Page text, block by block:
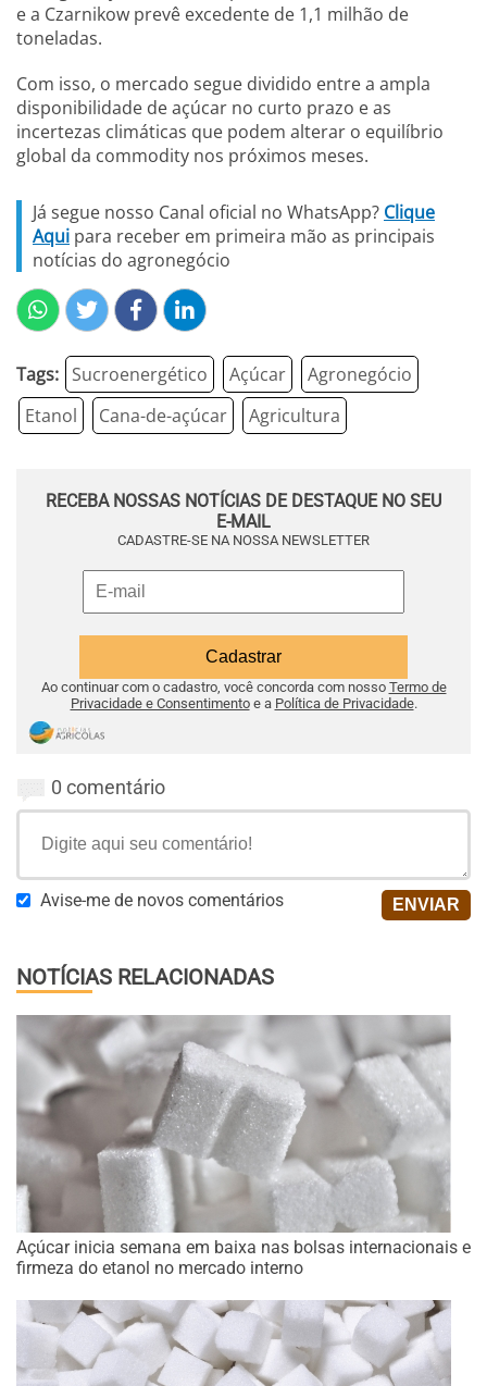
e a Czarnikow prevê excedente de 1,1 milhão de
toneladas.
Com isso, o mercado segue dividido entre a ampla
disponibilidade de açúcar no curto prazo e as
incertezas climáticas que podem alterar o equilíbrio
global da commodity nos próximos meses.
Já segue nosso Canal oficial no WhatsApp? Clique
Aqui para receber em primeira mão as principais
notícias do agronegócio
Tags: Sucroenergético Açúcar
Agronegócio
Etanol
Cana-de-açúcar Agricultura
RECEBA NOSSAS NOTÍCIAS DE DESTAQUE NO SEU
E-MAIL
CADASTRE-SE NA NOSSA NEWSLETTER
Ao continuar com o cadastro, você concorda com nosso Termo de
Privacidade e Consentimentoe a Política de Privacidade.
0 comentário
Avise-me de novos comentários
NOTÍCIAS RELACIONADAS
Açúcar inicia semana em baixa nas bolsas internacionais e
firmeza do etanol no mercado interno